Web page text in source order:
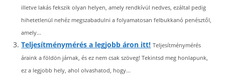
illetve lakás fekszik olyan helyen, amely rendkívül nedves, ezáltal pedig
hihetetlenül nehéz megszabadulni a folyamatosan felbukkanó penésztől,
amely...
Teljesítménymérés a legjobb áron itt! Teljesítménymérés
áraink a földön járnak, és ez nem csak szöveg! Tekintsd meg honlapunk,
ez a legjobb hely, ahol olvashatod, hogy...